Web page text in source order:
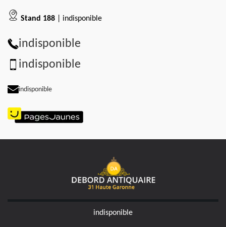
Stand 188 | indisponible
indisponible
indisponible
indisponible
indisponible